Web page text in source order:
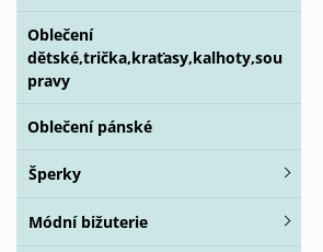
Oblečení
dětské,trička,kraťasy,kalhoty,sou
pravy
Oblečení pánské
Šperky
Módní bižuterie